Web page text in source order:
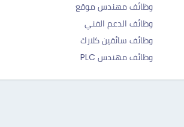
وظائف مهندس موقع
وظائف الدعم الفني
وظائف سائقين كلارك
وظائف مهندس PLC